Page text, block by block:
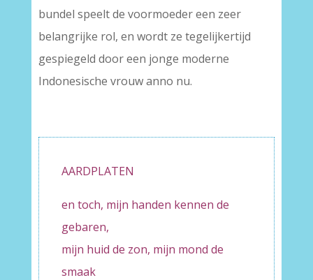
bundel speelt de voormoeder een zeer
belangrijke rol, en wordt ze tegelijkertijd
gespiegeld door een jonge moderne
Indonesische vrouw anno nu.
AARDPLATEN
en toch, mijn handen kennen de
gebaren,
mijn huid de zon, mijn mond de
smaak